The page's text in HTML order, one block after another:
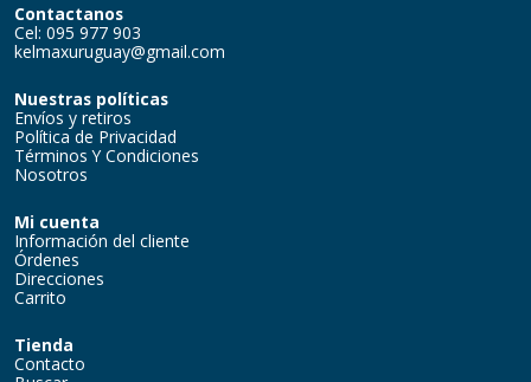
Contactanos
Cel: 095 977 903
kelmaxuruguay@gmail.com
Nuestras políticas
Envíos y retiros
Política de Privacidad
Términos Y Condiciones
Nosotros
Mi cuenta
Información del cliente
Órdenes
Direcciones
Carrito
Tienda
Contacto